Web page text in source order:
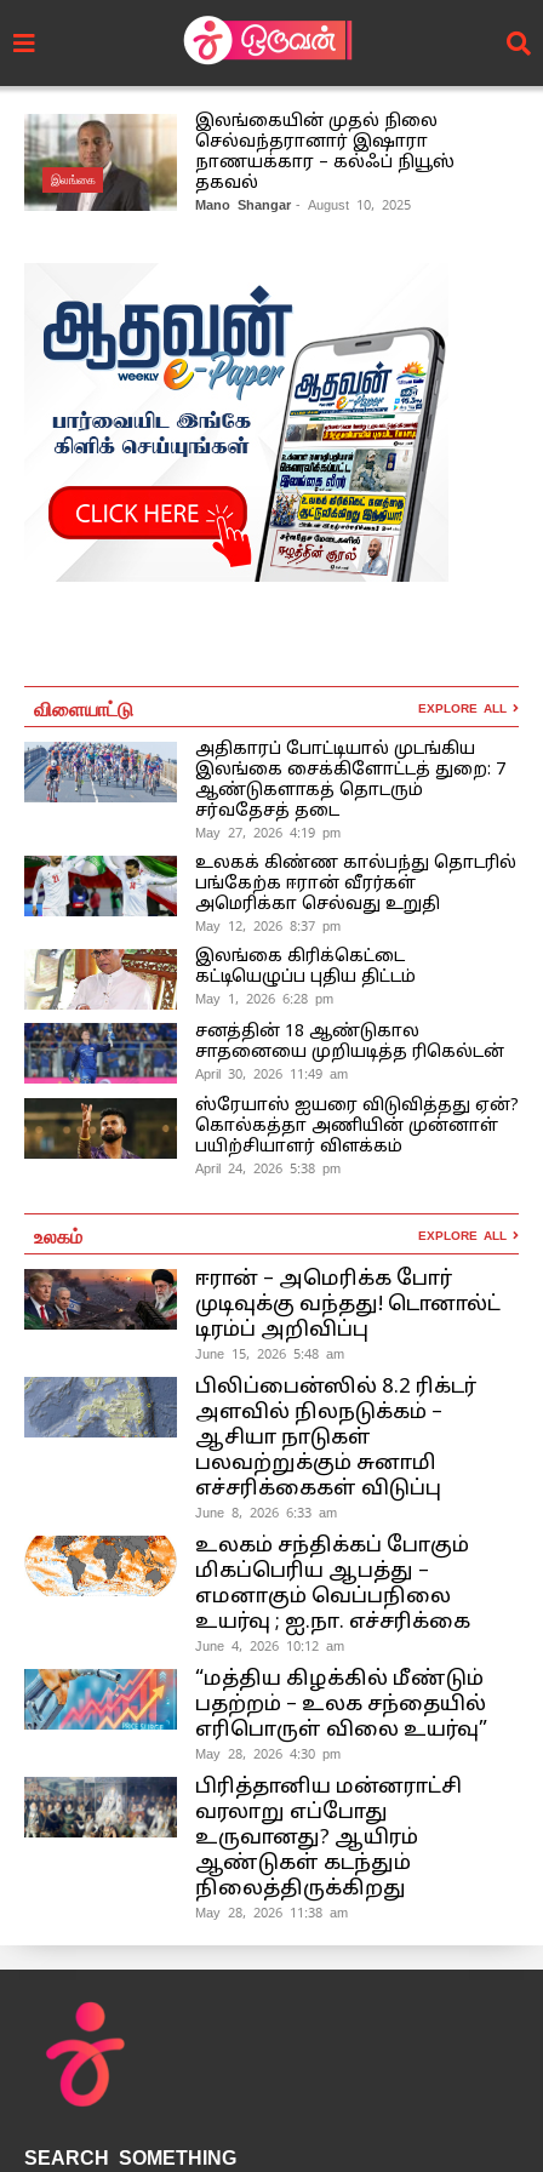
இலங்கை
இலங்கையின் முதல் நிலை
செல்வந்தரானார் இஷாரா
நாணயக்கார – கல்ஃப் நியூஸ்
தகவல்
Mano Shangar - August 10, 2025
விளையாட்டு EXPLORE ALL
அதிகாரப் போட்டியால் முடங்கிய
இலங்கை சைக்கிளோட்டத் துறை: 7
ஆண்டுகளாகத் தொடரும்
சர்வதேசத் தடை
May 27, 2026 4:19 pm
உலகக் கிண்ண கால்பந்து தொடரில்
பங்கேற்க ஈரான் வீரர்கள்
அமெரிக்கா செல்வது உறுதி
May 12, 2026 8:37 pm
இலங்கை கிரிக்கெட்டை
கட்டியெழுப்ப புதிய திட்டம்
May 1, 2026 6:28 pm
சனத்தின் 18 ஆண்டுகால
சாதனையை முறியடித்த ரிகெல்டன்
April 30, 2026 11:49 am
ஸ்ரேயாஸ் ஐயரை விடுவித்தது ஏன்?
கொல்கத்தா அணியின் முன்னாள்
பயிற்சியாளர் விளக்கம்
April 24, 2026 5:38 pm
உலகம் EXPLORE ALL
ஈரான் – அமெரிக்க போர்
முடிவுக்கு வந்தது! டொனால்ட்
டிரம்ப் அறிவிப்பு
June 15, 2026 5:48 am
பிலிப்பைன்ஸில் 8.2 ரிக்டர்
அளவில் நிலநடுக்கம் –
ஆசியா நாடுகள்
பலவற்றுக்கும் சுனாமி
எச்சரிக்கைகள் விடுப்பு
June 8, 2026 6:33 am
உலகம் சந்திக்கப் போகும்
மிகப்பெரிய ஆபத்து –
எமனாகும் வெப்பநிலை
உயர்வு ; ஐ.நா. எச்சரிக்கை
June 4, 2026 10:12 am
“மத்திய கிழக்கில் மீண்டும்
பதற்றம் – உலக சந்தையில்
எரிபொருள் விலை உயர்வு”
May 28, 2026 4:30 pm
பிரித்தானிய மன்னராட்சி
வரலாறு எப்போது
உருவானது? ஆயிரம்
ஆண்டுகள் கடந்தும்
நிலைத்திருக்கிறது
May 28, 2026 11:38 am
SEARCH SOMETHING